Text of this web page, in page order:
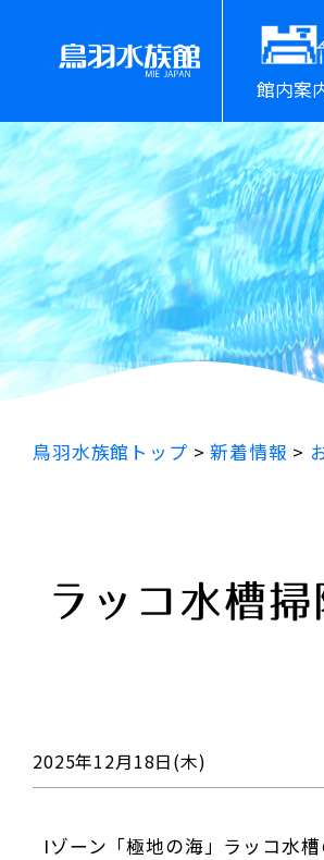
館内案
鳥羽水族館トップ >新着情報 >
ラッコ水槽
2025年12月18日(木)
Iゾーン「極地の海」ラッコ水